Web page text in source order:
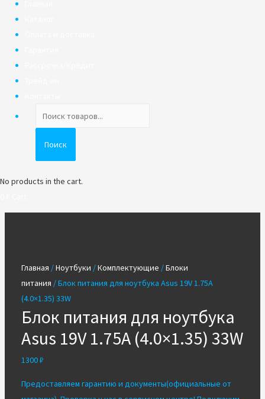
товаров
Поиск
No products in the cart.
Главная /Ноутбуки /Комплектующие /Блоки
питания / Блок питания для ноутбука Asus 19V 1.75A
(4.0×1.35) 33W
Блок питания для ноутбука
Asus 19V 1.75A (4.0×1.35) 33W
1300₽
Предоставляем гарантию и документы(официальные от